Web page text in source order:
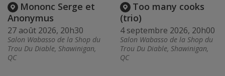
Mononc Serge et
Anonymus
27 août 2026, 20h30
Salon Wabasso de la Shop du
Trou Du Diable, Shawinigan,
QC
Too many cooks
(trio)
4 septembre 2026, 20h00
Salon Wabasso de la Shop du
Trou Du Diable, Shawinigan,
QC